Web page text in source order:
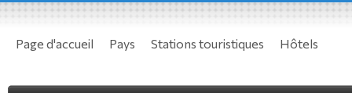
Page d'accueil Pays Stations touristiques Hôtels